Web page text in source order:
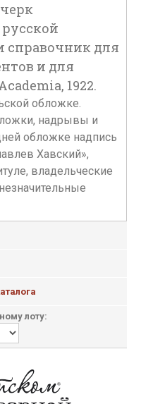
справочник для
и для
1922.
обложке.
надрывы и
обложке надпись
Хавский»,
владельческие
лоту: